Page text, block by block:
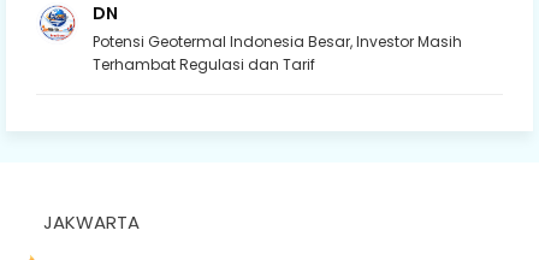
DN
Potensi Geotermal Indonesia Besar, Investor Masih
Terhambat Regulasi dan Tarif
JAKWARTA